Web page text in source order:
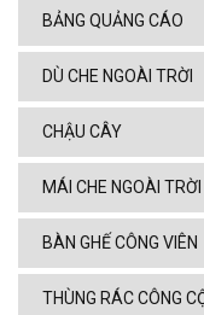
BẢNG QUẢNG CÁO
DÙ CHE NGOÀI TRỜI
CHẬU CÂY
MÁI CHE NGOÀI TRỜI
BÀN GHẾ CÔNG VIÊN
THÙNG RÁC CÔNG